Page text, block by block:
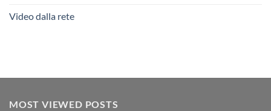
Video dalla rete
MOST VIEWED POSTS